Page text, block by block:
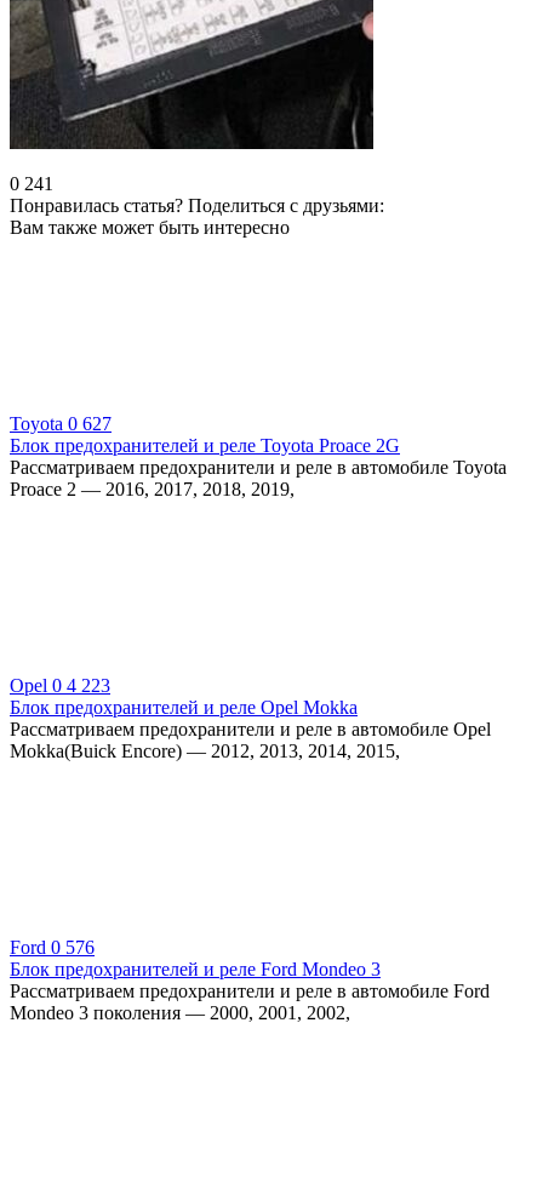
0 241
Понравилась статья? Поделиться с друзьями:
Вам также может быть интересно
Toyota 0 627
Блок предохранителей и реле Toyota Proace 2G
Рассматриваем предохранители и реле в автомобиле Toyota
Proace 2 — 2016, 2017, 2018, 2019,
Opel 0 4 223
Блок предохранителей и реле Opel Mokka
Рассматриваем предохранители и реле в автомобиле Opel
Mokka(Buick Encore) — 2012, 2013, 2014, 2015,
Ford 0 576
Блок предохранителей и реле Ford Mondeo 3
Рассматриваем предохранители и реле в автомобиле Ford
Mondeo 3 поколения — 2000, 2001, 2002,